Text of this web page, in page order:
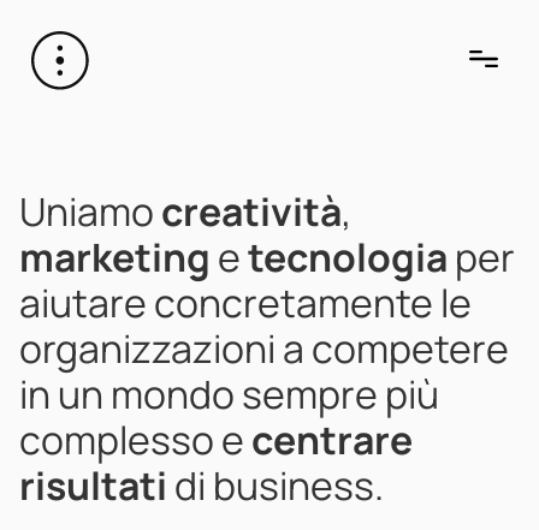
Uniamocreatività,
marketing etecnologia per
aiutare concretamente le
organizzazioni a competere
in un mondo sempre più
complesso ecentrare
risultati di business.